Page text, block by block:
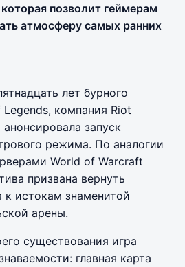
позволит геймерам
атмосферу самых ранних
лет бурного
компания Riot
запуск
режима. По аналогии
World of Warcraft
призвана вернуть
к истокам знаменитой
арены.
существования игра
главная карта